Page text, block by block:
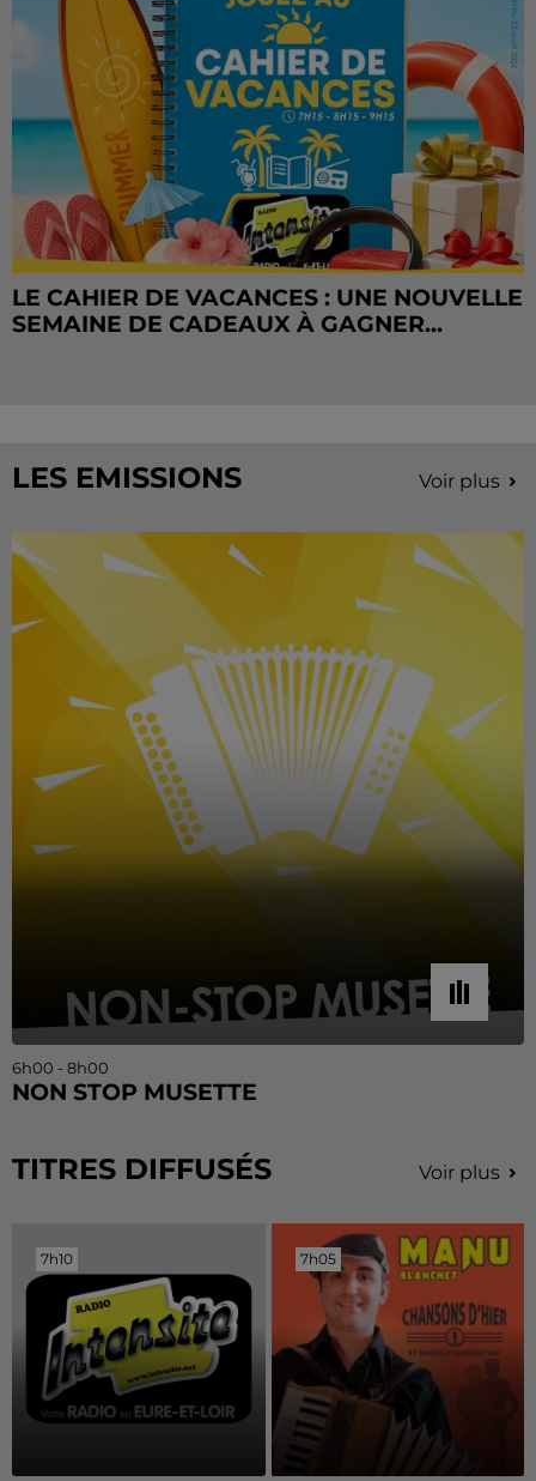
LE CAHIER DE VACANCES : UNE NOUVELLE
SEMAINE DE CADEAUX À GAGNER...
LES EMISSIONS Voir plus
6h00 - 8h00
NON STOP MUSETTE
TITRES DIFFUSÉS Voir plus
7h10
7h10 7h05
7h05